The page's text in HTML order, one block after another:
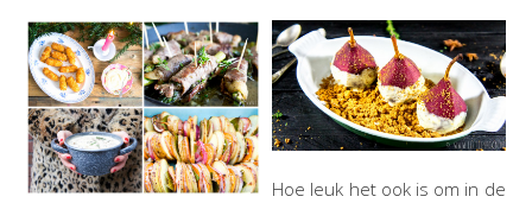
Hoe leuk het ook is om in de